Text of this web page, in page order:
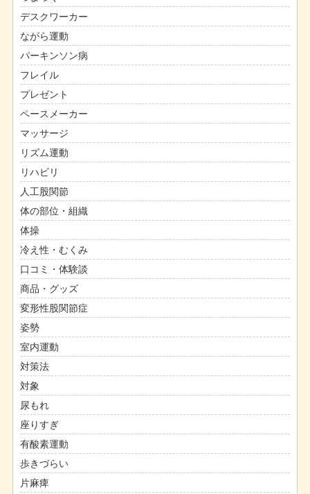
デスクワーカー
ながら運動
パーキンソン病
フレイル
プレゼント
ペースメーカー
マッサージ
リズム運動
リハビリ
人工股関節
体の部位・組織
体操
冷え性・むくみ
口コミ・体験談
商品・グッズ
変形性股関節症
姿勢
室内運動
対策法
対象
尿もれ
座りすぎ
有酸素運動
歩きづらい
片麻痺